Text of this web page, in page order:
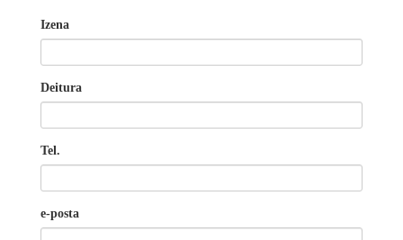
Izena
Deitura
Tel.
e-posta